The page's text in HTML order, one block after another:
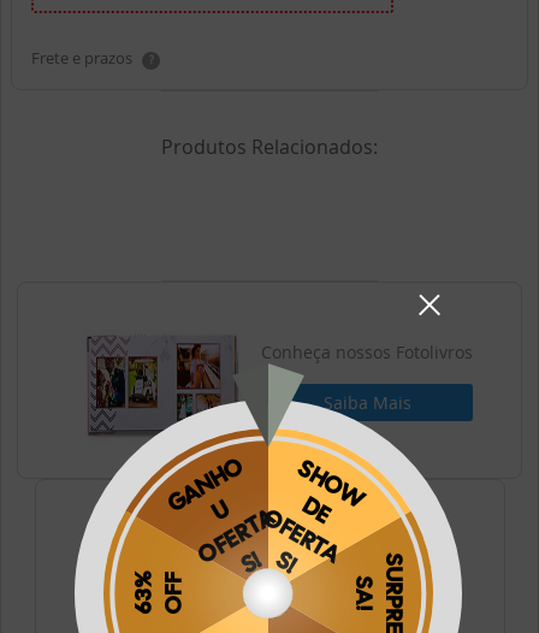
Frete e prazos ?
Produtos Relacionados:
Conheça nossos Fotolivros
Saiba Mais
Conheça nossos Fotos
Saiba Mais